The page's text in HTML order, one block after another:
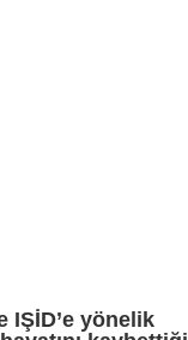
IŞİD’e yönelik